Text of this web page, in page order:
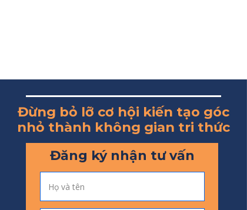
Đừng bỏ lỡ cơ hội kiến tạo góc
nhỏ thành không gian tri thức
Đăng ký nhận tư vấn